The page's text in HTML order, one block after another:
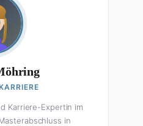
Karriere-Expertin im
in